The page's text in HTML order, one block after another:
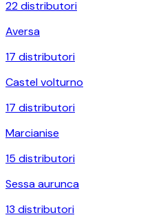
22distributori
Aversa
17 distributori
Castel volturno
17 distributori
Marcianise
15 distributori
Sessa aurunca
13 distributori